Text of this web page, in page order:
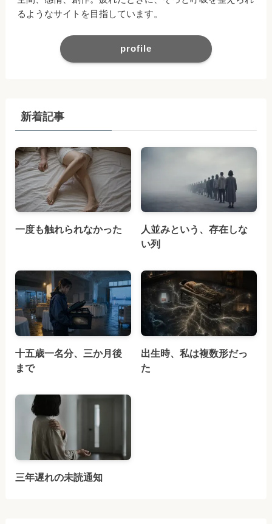
るようなサイトを目指しています。
profile
新着記事
一度も触れられなかった
人並みという、存在しな
い列
十五歳一名分、三か月後
まで
出生時、私は複数形だっ
た
三年遅れの未読通知